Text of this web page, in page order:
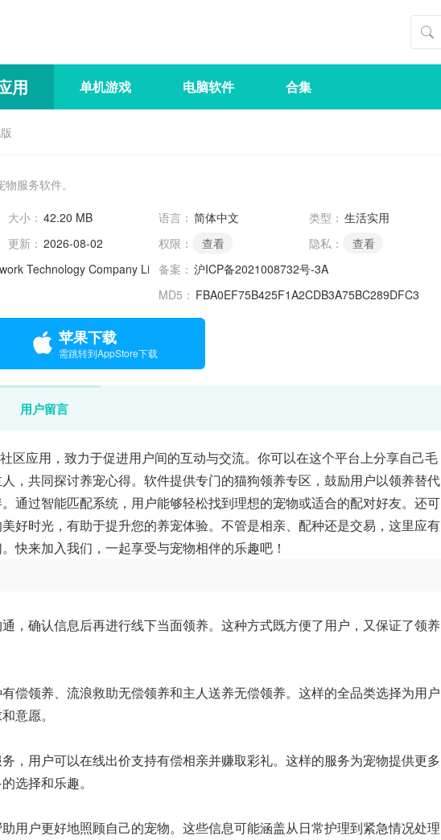
用 单机游戏 电脑软件 合集
服务软件。
大小： 42.20 MB 语言： 简体中文 类型： 生活实用
更新： 2026-08-02 权限： 查看 隐私：
查看
Technology Company Limited
备案： 沪ICP备2021008732号-3A
MD5： FBA0EF75B425F1A2CDB3A75BC289DFC3
苹果下载
需跳转到AppStore下载
用户留言
区应用，致力于促进用户间的互动与交流。你可以在这个平台上分享自己毛
，共同探讨养宠心得。软件提供专门的猫狗领养专区，鼓励用户以领养替代
通过智能匹配系统，用户能够轻松找到理想的宠物或适合的配对好友。还可
好时光，有助于提升您的养宠体验。不管是相亲、配种还是交易，这里应有
快来加入我们，一起享受与宠物相伴的乐趣吧！
，确认信息后再进行线下当面领养。这种方式既方便了用户，又保证了领养
偿领养、流浪救助无偿领养和主人送养无偿领养。这样的全品类选择为用户
意愿。
，用户可以在线出价支持有偿相亲并赚取彩礼。这样的服务为宠物提供更多
选择和乐趣。
用户更好地照顾自己的宠物。这些信息可能涵盖从日常护理到紧急情况处理